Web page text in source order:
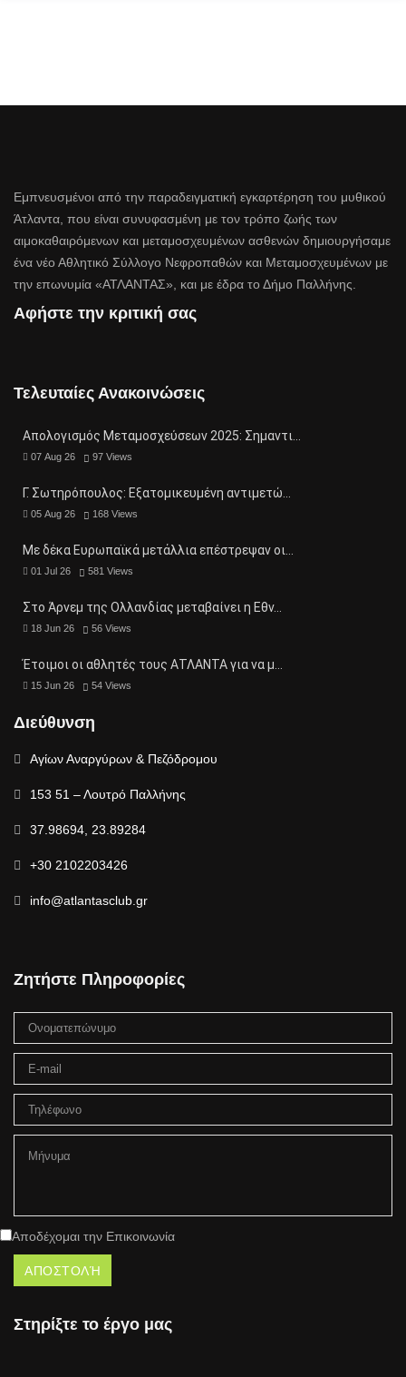
Εμπνευσμένοι από την παραδειγματική εγκαρτέρηση του μυθικού
Άτλαντα, που είναι συνυφασμένη με τον τρόπο ζωής των
αιμοκαθαιρόμενων και μεταμοσχευμένων ασθενών δημιουργήσαμε
ένα νέο Αθλητικό Σύλλογο Νεφροπαθών και Μεταμοσχευμένων με
την επωνυμία «ΑΤΛΑΝΤΑΣ», και με έδρα το Δήμο Παλλήνης.
Αφήστε την κριτική σας
Τελευταίες Ανακοινώσεις
Απολογισμός Μεταμοσχεύσεων 2025: Σημαντι…
07 Aug 26 97 Views
Γ. Σωτηρόπουλος: Eξατομικευμένη αντιμετώ…
05 Aug 26 168 Views
Με δέκα Ευρωπαϊκά μετάλλια επέστρεψαν οι…
01 Jul 26 581 Views
Στο Άρνεμ της Ολλανδίας μεταβαίνει η Εθν…
18 Jun 26 56 Views
Έτοιμοι οι αθλητές τους ΑΤΛΑΝΤΑ για να μ…
15 Jun 26 54 Views
Διεύθυνση
Αγίων Αναργύρων & Πεζόδρομου
153 51 – Λουτρό Παλλήνης
37.98694, 23.89284
+30 2102203426
info@atlantasclub.gr
Ζητήστε Πληροφορίες
Αποδέχομαι την Επικοινωνία
Στηρίξτε το έργο μας